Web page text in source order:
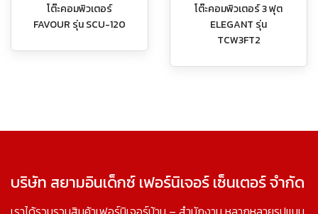
โต๊ะคอมพิวเตอร์
FAVOUR รุ่น SCU-120
โต๊ะคอมพิวเตอร์ 3 ฟุต
ELEGANT รุ่น
TCW3FT2
บริษัท สยามอินเด็กซ์ เฟอร์นิเจอร์ เซ็นเตอร์ จำกัด